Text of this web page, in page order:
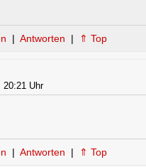
| Antworten | ⇑ Top
20:21 Uhr
| Antworten | ⇑ Top